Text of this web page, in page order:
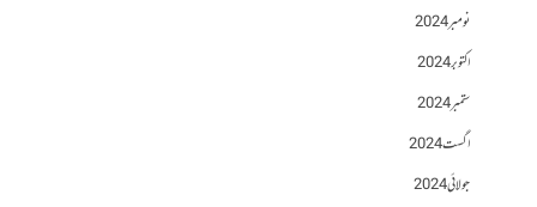
نومبر 2024
اکتوبر 2024
ستمبر 2024
اگست 2024
جولائی 2024